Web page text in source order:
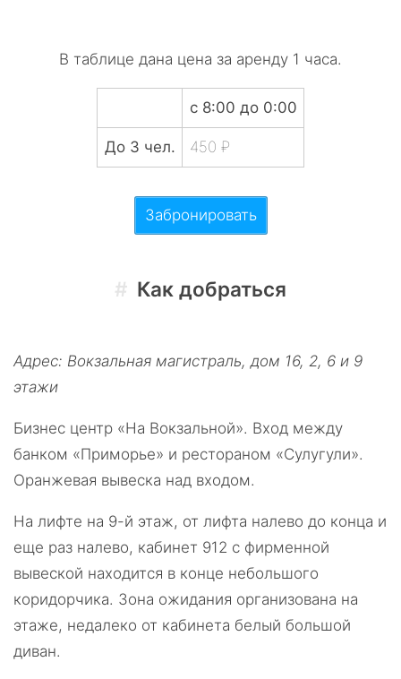
В таблице дана цена за аренду 1 часа.
с 8:00 до 0:00
До 3 чел. 450 ₽
Забронировать
Как добраться
Адрес: Вокзальная магистраль, дом 16, 2, 6 и 9
этажи
Бизнес центр «На Вокзальной». Вход между
банком «Приморье» и рестораном «Сулугули».
Оранжевая вывеска над входом.
На лифте на 9-й этаж, от лифта налево до конца и
еще раз налево, кабинет 912 с фирменной
вывеской находится в конце небольшого
коридорчика. Зона ожидания организована на
этаже, недалеко от кабинета белый большой
диван.